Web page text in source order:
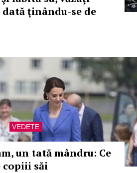
ţinându-se de
VEDETE
un tată mândru: Ce
copiii săi